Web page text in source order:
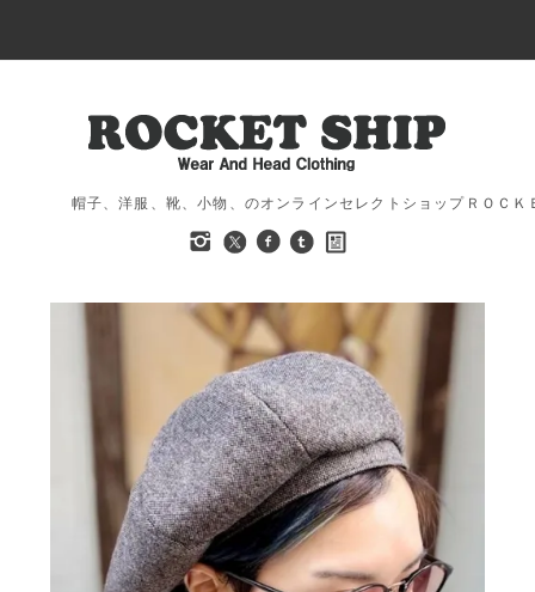
帽子、洋服、靴、小物、のオンラインセレクトショップＲＯＣ